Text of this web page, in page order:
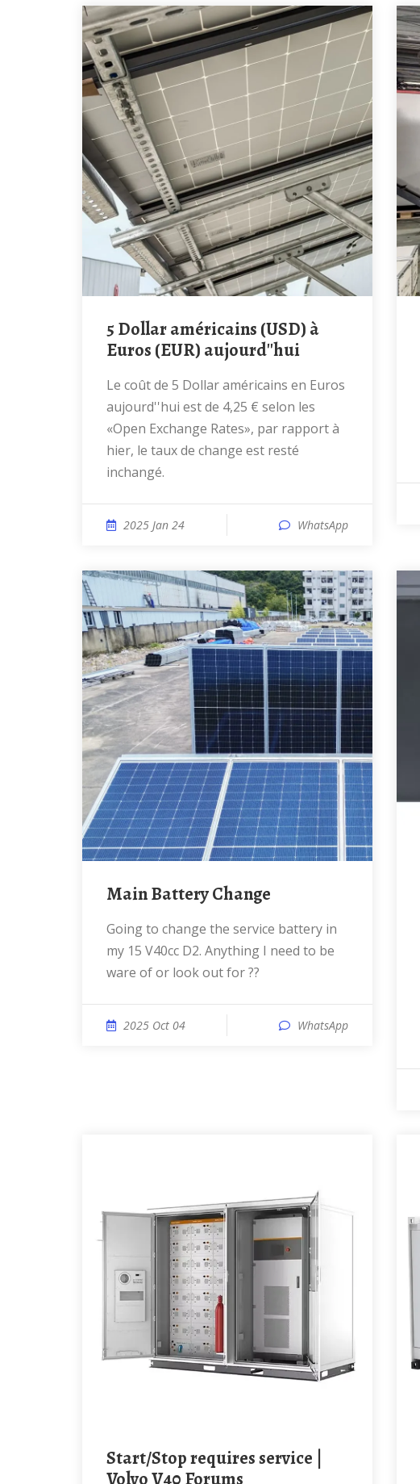
5 Dollar américains (USD) à
Euros (EUR) aujourd''hui
Le coût de 5 Dollar américains en Euros
aujourd''hui est de 4,25 € selon les
«Open Exchange Rates», par rapport à
hier, le taux de change est resté
inchangé.
2025 Jan 24 WhatsApp
Main Battery Change
Going to change the service battery in
my 15 V40cc D2. Anything I need to be
ware of or look out for ??
2025 Oct 04 WhatsApp
Start/Stop requires service |
Volvo V40 Forums